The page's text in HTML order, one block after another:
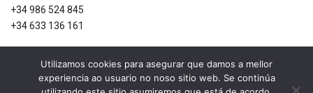
+34 986 524 845
+34 633 136 161
AVISOS LEGAIS
Política de privacidade
Utilizamos cookies para asegurar que damos a mellor
experiencia ao usuario no noso sitio web. Se continúa